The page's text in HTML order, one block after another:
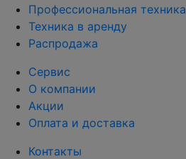
Профессиональная техника
Техника в аренду
Распродажа
Сервис
О компании
Акции
Оплата и доставка
Контакты